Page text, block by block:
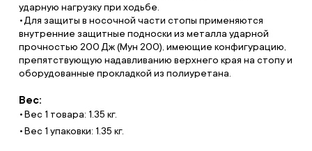
ударную нагрузку при ходьбе.
Для защиты в носочной части стопы применяются
внутренние защитные подноски из металла ударной
прочностью 200 Дж (Мун 200), имеющие конфигурацию,
препятствующую надавливанию верхнего края на стопу и
оборудованные прокладкой из полиуретана.
Вес:
Вес 1 товара: 1.35 кг.
Вес 1 упаковки: 1.35 кг.